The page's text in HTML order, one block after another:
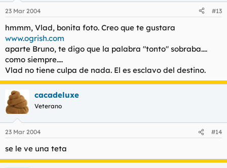
23 Mar 2004 #13
hmmm, Vlad, bonita foto. Creo que te gustara
www.ogrish.com
aparte Bruno, te digo que la palabra "tonto" sobraba....
como siempre....
Vlad no tiene culpa de nada. El es esclavo del destino.
cacadeluxe
Veterano
23 Mar 2004 #14
se le ve una teta